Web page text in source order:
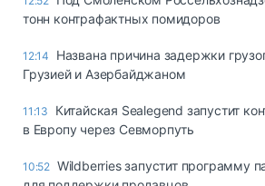
тонн контрафактных помидоров
12:14
Названа причина задержки
Грузией и Азербайджаном
11:13
Китайская Sealegend запустит
в Европу через Севморпуть
10:52 Wildberries запустит программу